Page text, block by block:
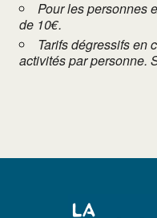
Pour les personnes
de 10€.
Tarifs dégressifs en
activités par personne.